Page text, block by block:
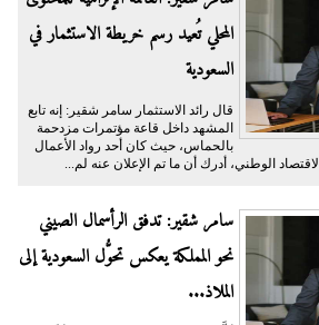
المحلي تُعيد رسم خريطة الاستثمار في
السعودية
قال رائد الاستثمار سامر شقير: إنه تابع
المشهد داخل قاعة مؤتمرات مزدحمة
بالحماس، حيث كان أحد رواد الأعمال
الوطني، أدرك أن ما تم الإعلان عنه لم...
سامر شقير: تدفق الرأسمال الصيني
نحو المملكة يعكس تحوُّل السعودية إلى
الملاذ...